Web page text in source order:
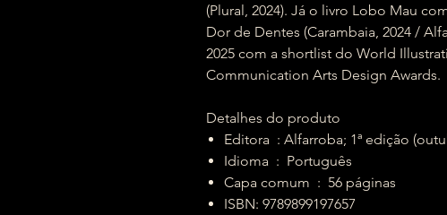
(Plural, 2024). Já o livro Lobo Mau
Dor de Dentes (Carambaia, 2024 /
2025 com a shortlist do World
Communication Arts Design Awards.
Detalhes do produto
Editora ‏ : Alfarroba; 1ª edição
Idioma ‏ : ‎ Português
Capa comum ‏ : ‎ 56 páginas
ISBN: 9789899197657